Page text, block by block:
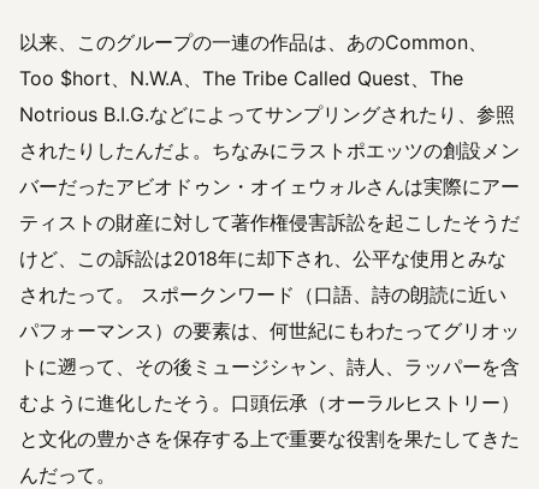
以来、このグループの一連の作品は、あのCommon、
Too $hort、N.W.A、The Tribe Called Quest、The
Notrious B.I.G.などによってサンプリングされたり、参照
されたりしたんだよ。ちなみにラストポエッツの創設メン
バーだったアビオドゥン・オイェウォルさんは実際にアー
ティストの財産に対して著作権侵害訴訟を起こしたそうだ
けど、この訴訟は2018年に却下され、公平な使用とみな
されたって。 スポークンワード（口語、詩の朗読に近い
パフォーマンス）の要素は、何世紀にもわたってグリオッ
トに遡って、その後ミュージシャン、詩人、ラッパーを含
むように進化したそう。口頭伝承（オーラルヒストリー）
と文化の豊かさを保存する上で重要な役割を果たしてきた
んだって。